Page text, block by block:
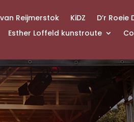
Reijmerstok KiDZ
D’r Roeie
Esther Loffeld kunstroute